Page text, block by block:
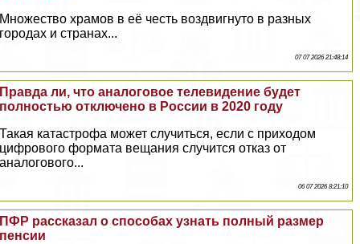
Множество храмов в её честь воздвигнуто в разных
городах и странах...
07 07 2026 21:48:14
Правда ли, что аналоговое телевидение будет
полностью отключено в России в 2020 году
Такая катастрофа может случиться, если с приходом
цифрового формата вещания случится отказ от
аналогового...
06 07 2026 8:21:10
ПФР рассказал о способах узнать полный размер
пенсии